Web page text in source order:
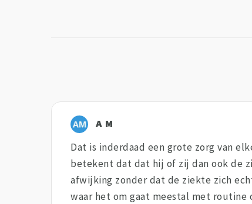
A M
Dat is inderdaad een grote zorg van
betekent dat dat hij of zij dan ook de
afwijking zonder dat de ziekte zich
waar het om gaat meestal met routine